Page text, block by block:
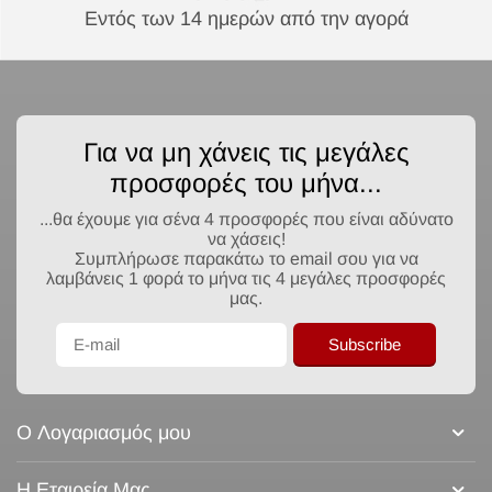
Τύπου pilot v-board )
Διαθέσιμο από 1 έως 3
Τιμή με ΦΠΑ€0,40
Εντός των 14 ημερών από την αγορά
Για να μη χάνεις τις μεγάλες
προσφορές του μήνα...
...θα έχουμε για σένα 4 προσφορές που είναι αδύνατο
να χάσεις!
Συμπλήρωσε παρακάτω το email σου για να
λαμβάνεις 1 φορά το μήνα τις 4 μεγάλες προσφορές
μας.
Subscribe
Ο Λογαριασμός μου